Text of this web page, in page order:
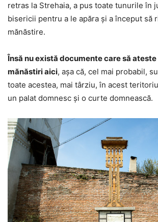
retras la Strehaia, a pus toate tunurile în
bisericii pentru a le apăra şi a început să
mănăstire.
Însă nu există documente care să
mănăstiri aici, aşa că, cel mai probabil,
toate acestea, mai târziu, în acest
un palat domnesc şi o curte domnească.